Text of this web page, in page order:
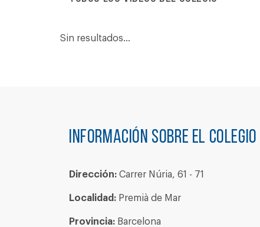
Sin resultados...
Información sobre el colegio
Dirección: Carrer Núria, 61 - 71
Localidad: Premià de Mar
Provincia: Barcelona